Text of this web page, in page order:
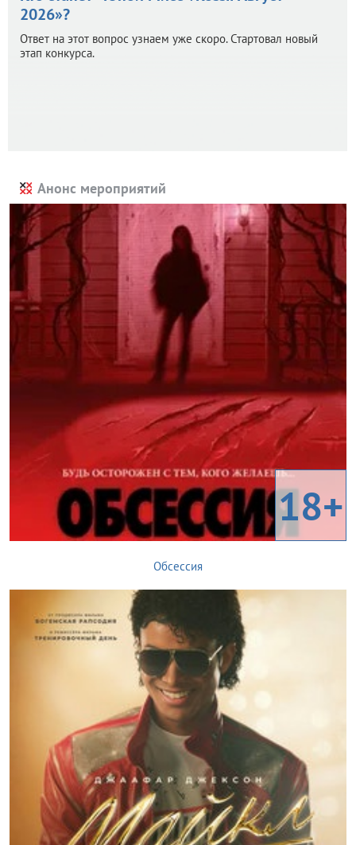
2026»?
Ответ на этот вопрос узнаем уже скоро. Стартовал новый
этап конкурса.
Анонс мероприятий
18+
Обсессия